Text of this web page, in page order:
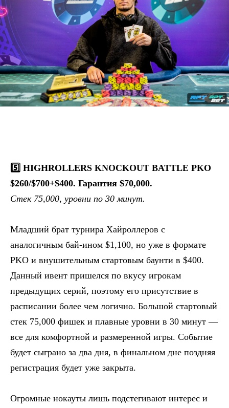
5️⃣ HIGHROLLERS KNOCKOUT BATTLE PKO
$260/$700+$400. Гарантия $70,000.
Стек 75,000, уровни по 30 минут.
Младший брат турнира Хайроллеров с
аналогичным бай-ином $1,100, но уже в формате
PKO и внушительным стартовым баунти в $400.
Данный ивент пришелся по вкусу игрокам
предыдущих серий, поэтому его присутствие в
расписании более чем логично. Большой стартовый
стек 75,000 фишек и плавные уровни в 30 минут —
все для комфортной и размеренной игры. Cобытие
будет сыграно за два дня, в финальном дне поздняя
регистрация будет уже закрыта.
Огромные нокауты лишь подстегивают интерес и